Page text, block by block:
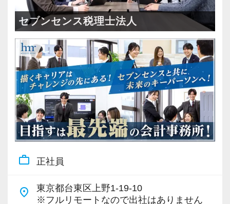
＜成長中の税理士法人＞
・全国14拠点で事業展開
・従業員240名以上に拡大
・会計・税務・財務・労務まで対応
・専門家が在籍しワンストップ支援
＜学びを後押し＞
・書籍購入費／研修費は全額会社負担
・隔月で税法・実務の学習会あり
・資格取得を目指す社員が多数
＜募集の背景＞
・組織力強化に向けた採用
セブンセンス税理士法人
work_outline 正社員
place
東京都台東区上野1-19-10
※フルリモートなので出社はありません